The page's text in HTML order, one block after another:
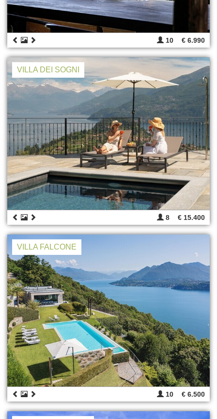
10 € 6.990
VILLA DEI SOGNI
8 € 15.400
VILLA FALCONE
10 € 6.500